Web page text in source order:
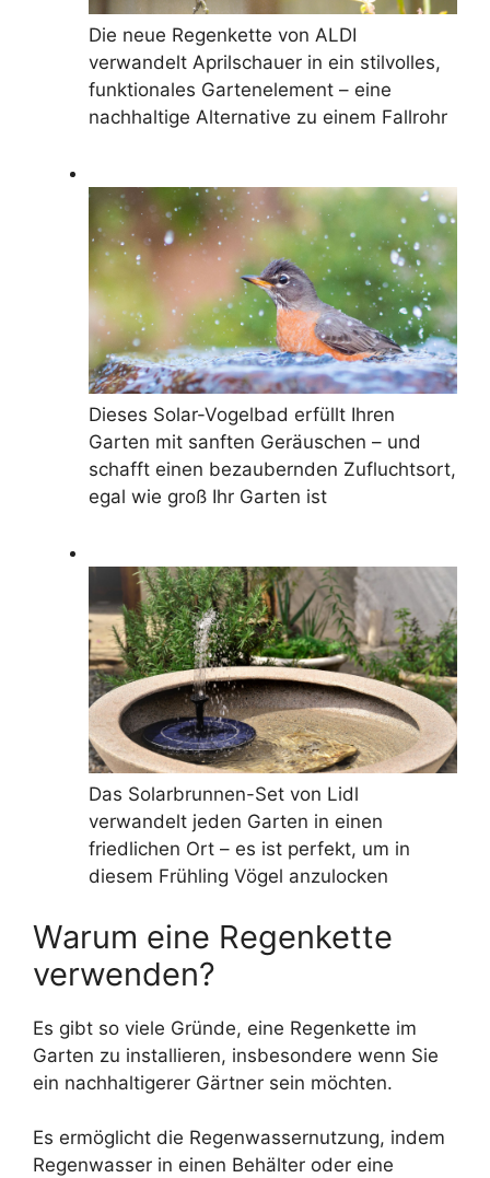
Die neue Regenkette von ALDI
verwandelt Aprilschauer in ein stilvolles,
funktionales Gartenelement – ​​eine
nachhaltige Alternative zu einem Fallrohr
Dieses Solar-Vogelbad erfüllt Ihren
Garten mit sanften Geräuschen – und
schafft einen bezaubernden Zufluchtsort,
egal wie groß Ihr Garten ist
Das Solarbrunnen-Set von Lidl
verwandelt jeden Garten in einen
friedlichen Ort – es ist perfekt, um in
diesem Frühling Vögel anzulocken
Warum eine Regenkette
verwenden?
Es gibt so viele Gründe, eine Regenkette im
Garten zu installieren, insbesondere wenn Sie
ein nachhaltigerer Gärtner sein möchten.
Es ermöglicht die Regenwassernutzung, indem
Regenwasser in einen Behälter oder eine